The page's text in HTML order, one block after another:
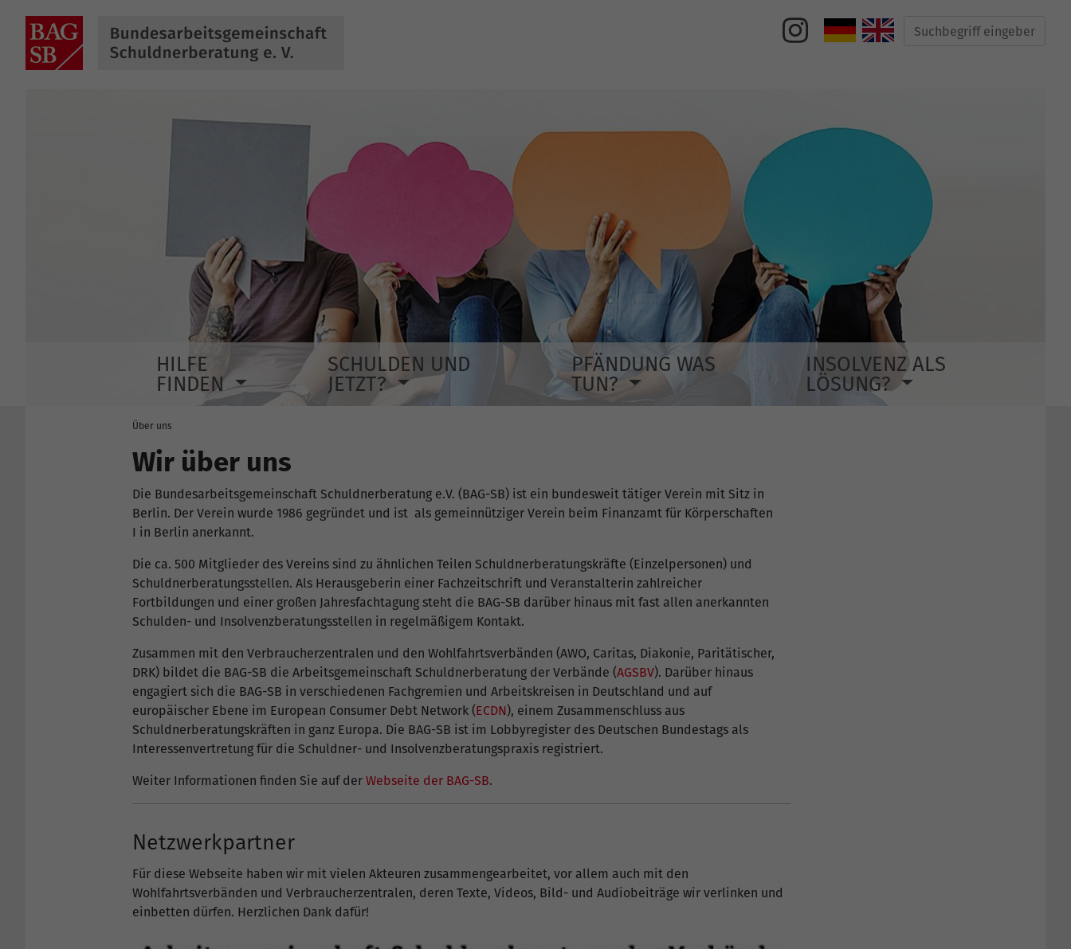
Suche
HILFE
FINDEN
SCHULDEN UND
JETZT?
PFÄNDUNG WAS
TUN?
INSOLVENZ ALS
LÖSUNG?
Über uns
Wir über uns
Die Bundesarbeitsgemeinschaft Schuldnerberatung e.V. (BAG-SB) ist ein bundesweit tätiger Verein mit Sitz in
Berlin. Der Verein wurde 1986 gegründet und ist als gemeinnütziger Verein beim Finanzamt für Körperschaften
I in Berlin anerkannt.
Die ca. 500 Mitglieder des Vereins sind zu ähnlichen Teilen Schuldnerberatungskräfte (Einzelpersonen) und
Schuldnerberatungsstellen. Als Herausgeberin einer Fachzeitschrift und Veranstalterin zahlreicher
Fortbildungen und einer großen Jahresfachtagung steht die BAG-SB darüber hinaus mit fast allen anerkannten
Schulden- und Insolvenzberatungsstellen in regelmäßigem Kontakt.
Zusammen mit den Verbraucherzentralen und den Wohlfahrtsverbänden (AWO, Caritas, Diakonie, Paritätischer,
DRK) bildet die BAG-SB die Arbeitsgemeinschaft Schuldnerberatung der Verbände (AGSBV). Darüber hinaus
engagiert sich die BAG-SB in verschiedenen Fachgremien und Arbeitskreisen in Deutschland und auf
europäischer Ebene im European Consumer Debt Network (ECDN), einem Zusammenschluss aus
Schuldnerberatungskräften in ganz Europa. Die BAG-SB ist im Lobbyregister des Deutschen Bundestags als
Interessenvertretung für die Schuldner- und Insolvenzberatungspraxis registriert.
Weiter Informationen finden Sie auf derWebseite der BAG-SB.
Netzwerkpartner
Für diese Webseite haben wir mit vielen Akteuren zusammengearbeitet, vor allem auch mit den
Wohlfahrtsverbänden und Verbraucherzentralen, deren Texte, Videos, Bild- und Audiobeiträge wir verlinken und
einbetten dürfen. Herzlichen Dank dafür!